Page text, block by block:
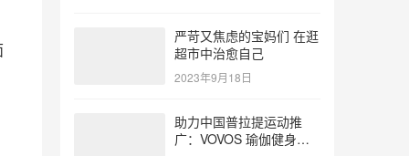
严苛又焦虑的宝妈们 在逛
超市中治愈自己
2023年9月18日
助力中国普拉提运动推
广：VOVOS 瑜伽健身服